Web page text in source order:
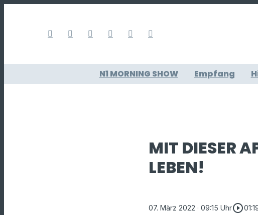
N1 MORNING SHOW Empfang
MIT DIESER
LEBEN!
07. März 2022 · 09:15 Uhrplay_circle_outline